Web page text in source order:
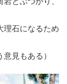
理石になるため
見もある）